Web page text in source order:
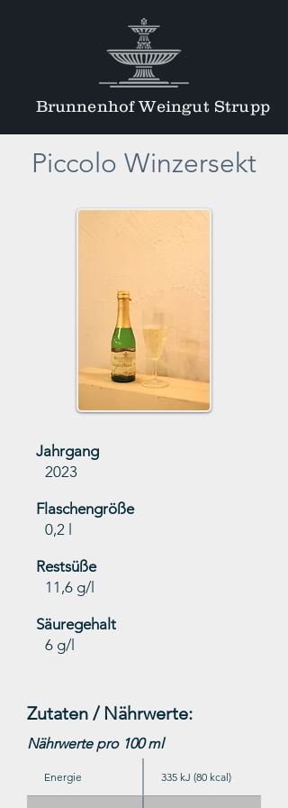
Brunnenhof Weingut Strupp
Piccolo Winzersekt
Jahrgang
2023
Flaschengröße
0,2 l
Restsüße
11,6 g/l
Säuregehalt
6 g/l
Zutaten / Nährwerte:
Nährwerte pro 100 ml
Energie 335 kJ (80 kcal)